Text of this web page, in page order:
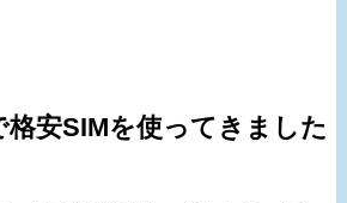
安SIMを使ってきました